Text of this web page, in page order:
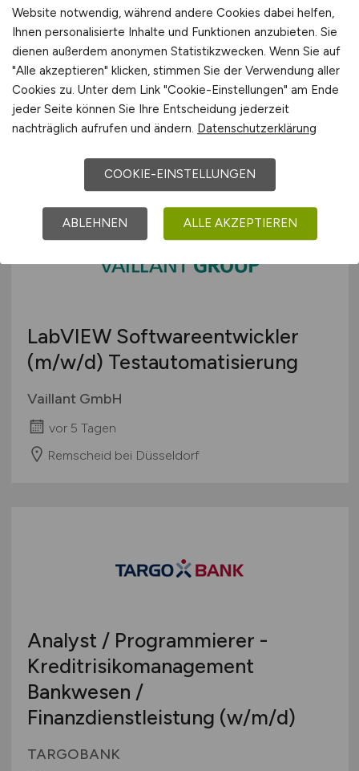
Duales Studium Bachelor of
Science Wirtschaftsinformatik
(w|m|d) – Duisburg (01.08.2027)
TARGOBANK
vor 5 Tagen
LabVIEW Softwareentwickler
(m/w/d) Testautomatisierung
Vaillant GmbH
vor 5 Tagen
Remscheid bei Düsseldorf
Analyst / Programmierer -
Kreditrisikomanagement
Bankwesen /
Finanzdienstleistung (w/m/d)
TARGOBANK
Website notwendig, während andere Cookies dabei helfen,
Ihnen personalisierte Inhalte und Funktionen anzubieten. Sie
dienen außerdem anonymen Statistikzwecken. Wenn Sie auf
"Alle akzeptieren" klicken, stimmen Sie der Verwendung aller
Cookies zu. Unter dem Link "Cookie-Einstellungen" am Ende
jeder Seite können Sie Ihre Entscheidung jederzeit
nachträglich aufrufen und ändern. Datenschutzerklärung
COOKIE-EINSTELLUNGEN
ABLEHNEN ALLE AKZEPTIEREN